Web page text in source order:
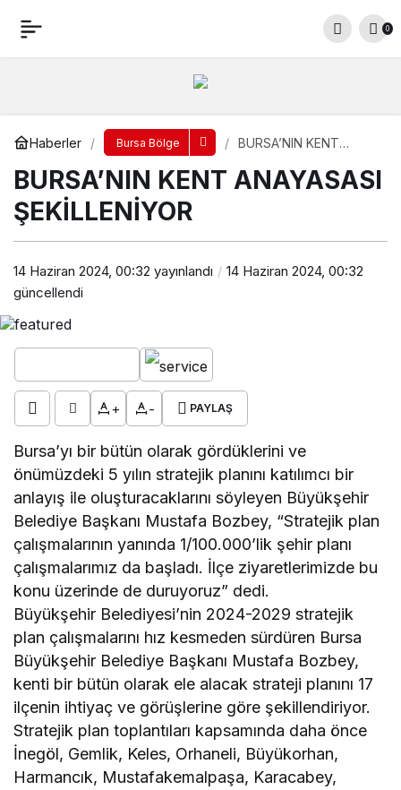
0
Haberler Bursa Bölge
BURSA’NIN KENT
ŞEKİLLENİYOR
BURSA’NIN KENT ANAYASASI
ŞEKİLLENİYOR
14 Haziran 2024, 00:32 yayınlandı
14 Haziran 2024, 00:32
güncellendi
+ - PAYLAŞ
Bursa’yı bir bütün olarak gördüklerini ve
önümüzdeki 5 yılın stratejik planını katılımcı bir
anlayış ile oluşturacaklarını söyleyen Büyükşehir
Belediye Başkanı Mustafa Bozbey, “Stratejik plan
çalışmalarının yanında 1/100.000’lik şehir planı
çalışmalarımız da başladı. İlçe ziyaretlerimizde bu
konu üzerinde de duruyoruz” dedi.
Büyükşehir Belediyesi’nin 2024-2029 stratejik
plan çalışmalarını hız kesmeden sürdüren Bursa
Büyükşehir Belediye Başkanı Mustafa Bozbey,
kenti bir bütün olarak ele alacak strateji planını 17
ilçenin ihtiyaç ve görüşlerine göre şekillendiriyor.
Stratejik plan toplantıları kapsamında daha önce
İnegöl, Gemlik, Keles, Orhaneli, Büyükorhan,
Harmancık, Mustafakemalpaşa, Karacabey,
BURSA’NIN KENT ANAYASASI ŞEKİLLENİYOR